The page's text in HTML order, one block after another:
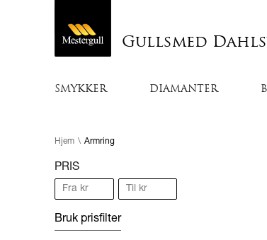
Gullsmed
SMYKKER DIAMANTER
Hjem \ Armring
PRIS
Bruk prisfilter